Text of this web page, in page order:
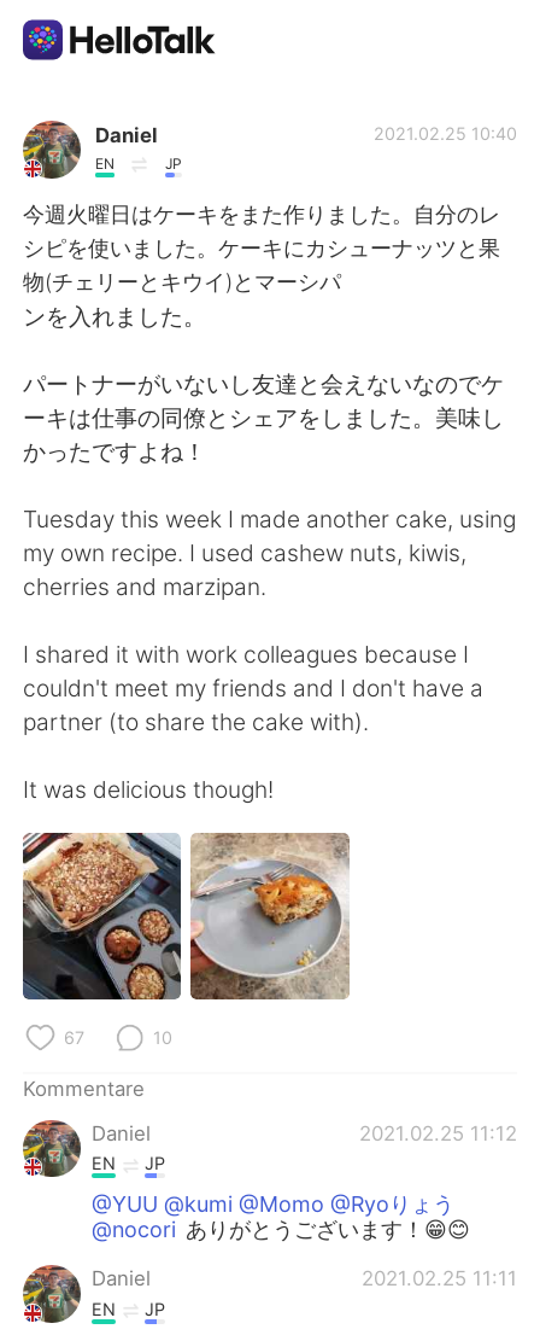
Sprachaustausch-App
AI Grammar Checker
Deutsch
繁體中文 Español
日本語 한국어
Indonesia Italiano
Türkçe Tiếng Việt
Português
Daniel
EN JP
2021.02.25 10:40
今週火曜日はケーキをまた作りました。自分のレ
シピを使いました。ケーキにカシューナッツと果
物(チェリーとキウイ)とマーシパ
ンを入れました。
パートナーがいないし友達と会えないなのでケ
ーキは仕事の同僚とシェアをしました。美味し
かったですよね！
Tuesday this week I made another cake, using
my own recipe. I used cashew nuts, kiwis,
cherries and marzipan.
I shared it with work colleagues because I
couldn't meet my friends and I don't have a
partner (to share the cake with).
It was delicious though!
67 10
Kommentare
Daniel
2021.02.25 11:12
EN JP
@YUU @kumi @Momo @Ryoりょう
@nocori ありがとうございます！😁😊
Daniel 2021.02.25 11:11
EN JP